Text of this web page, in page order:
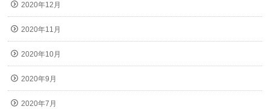
2020年12月
2020年11月
2020年10月
2020年9月
2020年7月